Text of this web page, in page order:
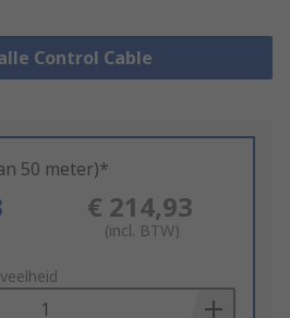
Control Cable
50 meter)*
€ 214,93
(incl. BTW)